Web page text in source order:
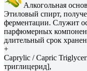
Алкогольная
Этиловый спирт,
ферментации. Служит
парфюмерных
длительный срок
+
Caprylic / Capric
триглицерид],